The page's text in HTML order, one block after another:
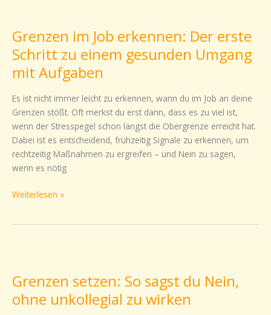
Grenzen im Job erkennen: Der erste
Schritt zu einem gesunden Umgang
mit Aufgaben
Es ist nicht immer leicht zu erkennen, wann du im Job an deine
Grenzen stößt. Oft merkst du erst dann, dass es zu viel ist,
wenn der Stresspegel schon längst die Obergrenze erreicht hat.
Dabei ist es entscheidend, frühzeitig Signale zu erkennen, um
rechtzeitig Maßnahmen zu ergreifen – und Nein zu sagen,
wenn es nötig
Job
erkennen:
Der
erste
zu
einem
gesunden
Umgang
mit
Aufgaben
Weiterlesen »
Grenzen setzen: So sagst du Nein,
ohne unkollegial zu wirken
So
sagst
du